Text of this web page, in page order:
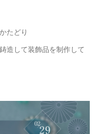
たどり
造して装飾品を制作して